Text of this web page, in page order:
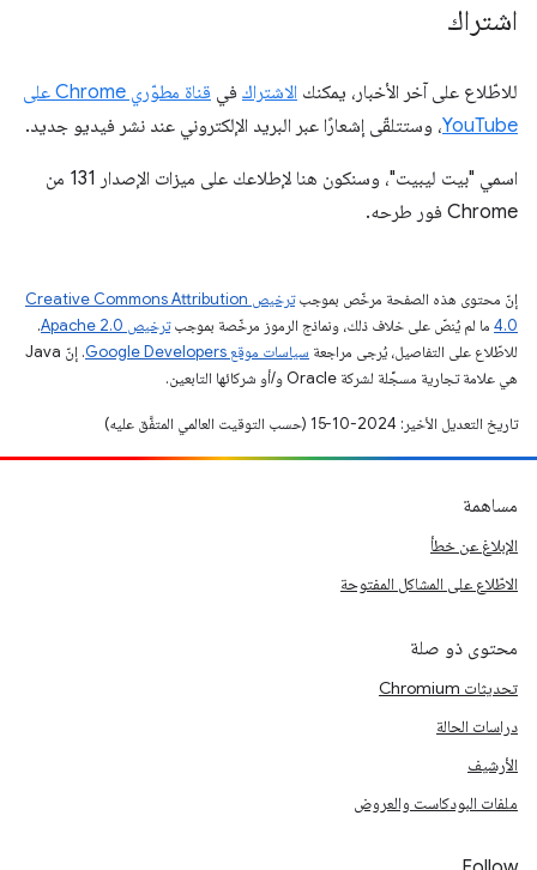
اشتراك
للاطّلاع على آخر الأخبار، يمكنك الاشتراك في
قناة مطوّري Chrome على
YouTube، وستتلقّى إشعارًا عبر البريد الإلكتروني عند نشر فيديو جديد.
اسمي "بيت ليبيت"، وسنكون هنا لإطلاعك على ميزات الإصدار 131 من
Chrome فور طرحه.
إنّ محتوى هذه الصفحة مرخّص بموجب
ترخيص Creative Commons Attribution
4.0‏ ما لم يُنصّ على خلاف ذلك، ونماذج الرموز مرخّصة بموجبترخيص Apache 2.0‏
.
للاطّلاع على التفاصيل، يُرجى مراجعة سياسات موقع Google Developers‏
. إنّ Java
هي علامة تجارية مسجَّلة لشركة Oracle و/أو شركائها التابعين.
تاريخ التعديل الأخير: 2024-10-15 (حسب التوقيت العالمي المتفَّق عليه)
مساهمة
الإبلاغ عن خطأ
الاطّلاع على المشاكل المفتوحة
محتوى ذو صلة
تحديثات Chromium
دراسات الحالة
الأرشيف
ملفات البودكاست والعروض